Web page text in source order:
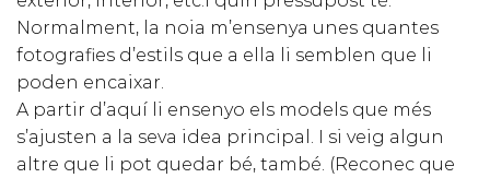
Normalment, la noia m’ensenya unes quantes
fotografies d’estils que a ella li semblen que li
poden encaixar.
A partir d’aquí li ensenyo els models que més
s’ajusten a la seva idea principal. I si veig algun
altre que li pot quedar bé, també. (Reconec que